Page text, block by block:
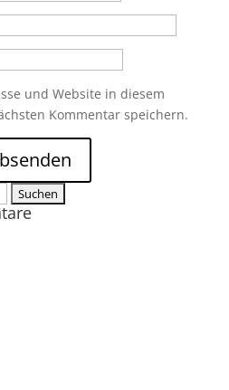
und Website in diesem
Kommentar speichern.